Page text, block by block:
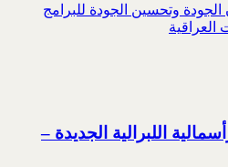
وتحسين الجودة للبرامج
العراقية
اللبرالية الجديدة –